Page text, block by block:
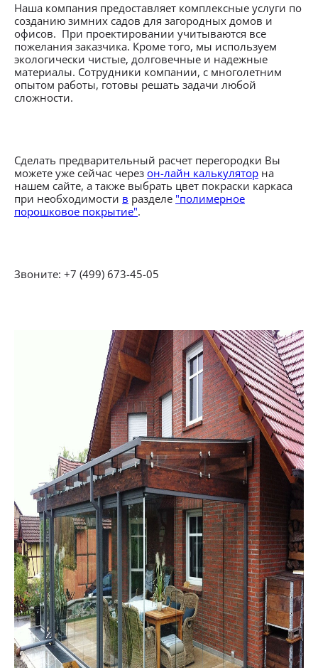
Наша компания предоставляет комплексные услуги по
созданию зимних садов для загородных домов и
офисов. При проектировании учитываются все
пожелания заказчика. Кроме того, мы используем
экологически чистые, долговечные и надежные
материалы. Сотрудники компании, с многолетним
опытом работы, готовы решать задачи любой
сложности.
Сделать предварительный расчет перегородки Вы
можете уже сейчас через он-лайн калькулятор на
нашем сайте, а также выбрать цвет покраски каркаса
при необходимости в разделе "полимерное
порошковое покрытие".
Звоните: +7 (499) 673-45-05